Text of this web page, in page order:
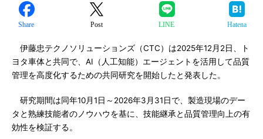
Share Post LINE Hatena
伊藤忠テクノソリューションズ（CTC）は2025年12月2日、ト
ヨタ車体と共同で、AI（人工知能）エージェントを活用して品質
管理を高度化するための共同研究を開始したと発表した。
研究期間は同年10月1日～2026年3月31日で、製造現場のデー
タと熟練技能者のノウハウを基に、技能継承と品質管理向上の有
効性を検証する。